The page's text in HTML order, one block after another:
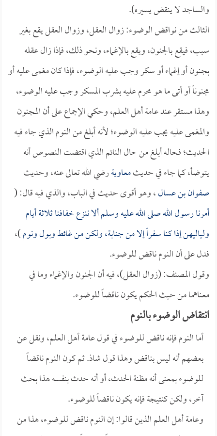
والساجد لا ينقض يسيره).
الثالث من نواقض الوضوء: زوال العقل، وزوال العقل يقع بغير
سبب، فيقع بالجنون، ويقع بالإغماء، ونحو ذلك، فإذا زال عقله
بجنون أو إغماء أو سكر وجب عليه الوضوء، فإذا كان مغمى عليه أو
مجنوناً أو أتى ما هو محرم عليه بشرب المسكر وجب عليه الوضوء،
وهذا مستقر عند عامة أهل العلم، وحكي الإجماع على أن المجنون
والمغمى عليه يجب عليه الوضوء؛ لأنه أبلغ من النوم الذي جاء فيه
الحديث؛ فحاله أبلغ من حال النائم الذي اقتضت النصوص أنه
يتوضأ، كما جاء في حديثمعاويةرضي الله تعالى عنه، وحديث
صفوان بن عسال، وهو أقوى حديث في الباب، والذي فيه قال: (
أمرنا رسول الله صلى الله عليه وسلم ألا ننزع خفافنا ثلاثة أيام
ولياليهن إذا كنا سفراً إلا من جنابة، ولكن من غائط وبول ونوم)،
فدل على أن النوم ناقض للوضوء.
وقول المصنف: (زوال العقل)، فيه أن الجنون والإغماء وما في
معناهما من حيث الحكم يكون ناقضاً للوضوء.
انتقاض الوضوء بالنوم
أما النوم فإنه ناقض للوضوء في قول عامة أهل العلم، ونقل عن
بعضهم أنه ليس بناقض وهذا قول شاذ. ثم كون النوم ناقضاً
للوضوء بمعنى أنه مظنة الحدث، أو أنه حدث بنفسه هذا بحث
آخر، ولكن كنتيجة فإنه يكون ناقضاً للوضوء.
وعامة أهل العلم الذين قالوا: إن النوم ناقض للوضوء، هذا من